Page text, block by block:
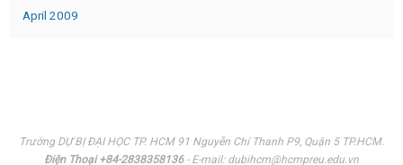
April 2009
Trường DỰ BỊ ĐẠI HỌC TP. HCM 91 Nguyễn Chí Thanh P9, Quận 5 TP.HCM.
Điện Thoại +84-2838358136- E-mail: dubihcm@hcmpreu.edu.vn